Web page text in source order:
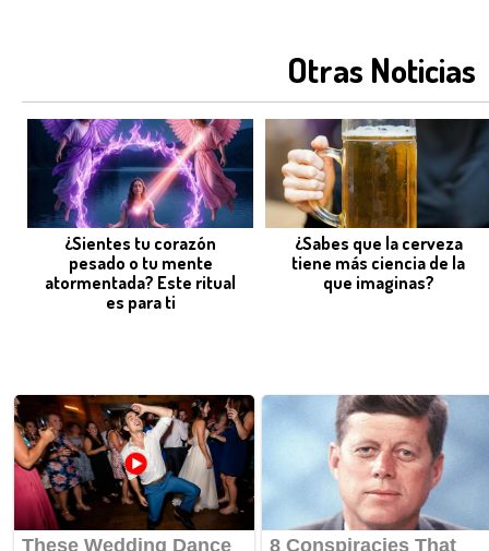
Otras Noticias
¿Sientes tu corazón
pesado o tu mente
atormentada? Este ritual
es para ti
¿Sabes que la cerveza
tiene más ciencia de la
que imaginas?